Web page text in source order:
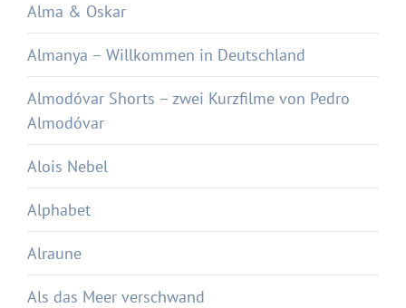
Alma & Oskar
Almanya – Willkommen in Deutschland
Almodóvar Shorts – zwei Kurzfilme von Pedro
Almodóvar
Alois Nebel
Alphabet
Alraune
Als das Meer verschwand